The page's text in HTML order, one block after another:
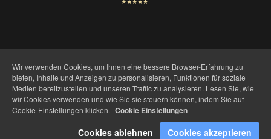
Wir verwenden Cookies, um Ihnen eine bessere Browser-Erfahrung zu
bieten, Inhalte und Anzeigen zu personalisieren, Funktionen für soziale
Medien bereitzustellen und unseren Traffic zu analysieren. Lesen Sie, wie
wir Cookies verwenden und wie Sie sie steuern können, indem Sie auf
Cookie-Einstellungen klicken. Cookie Einstellungen
Cookies ablehnen Cookies akzeptieren